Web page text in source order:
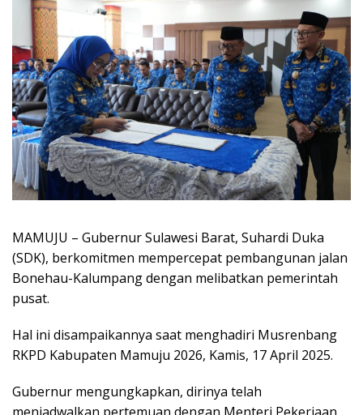
MAMUJU – Gubernur Sulawesi Barat, Suhardi Duka
(SDK), berkomitmen mempercepat pembangunan jalan
Bonehau-Kalumpang dengan melibatkan pemerintah
pusat.
Hal ini disampaikannya saat menghadiri Musrenbang
RKPD Kabupaten Mamuju 2026, Kamis, 17 April 2025.
Gubernur mengungkapkan, dirinya telah